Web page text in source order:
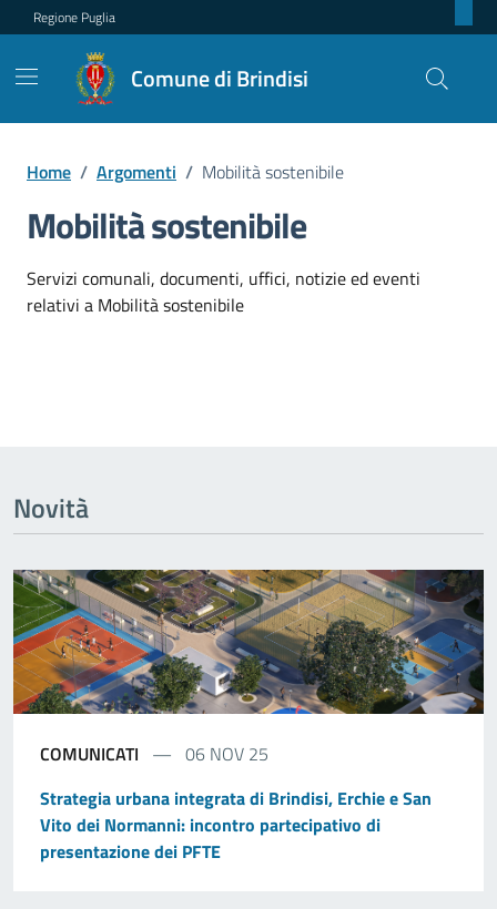
Regione Puglia
Comune di Brindisi
Home / Argomenti / Mobilità sostenibile
Mobilità sostenibile
Dettagli dell'argomento
Servizi comunali, documenti, uffici, notizie ed eventi
relativi a Mobilità sostenibile
Novità
COMUNICATI
06 NOV 25
Strategia urbana integrata di Brindisi, Erchie e San
Vito dei Normanni: incontro partecipativo di
presentazione dei PFTE